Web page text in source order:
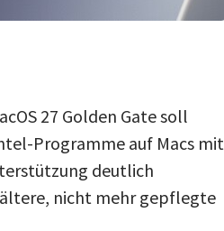
27 Golden Gate soll
Programme auf Macs mit
deutlich
nicht mehr gepflegte